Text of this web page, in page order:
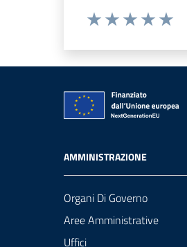
AMMINISTRAZIONE
Organi Di Governo
Aree Amministrative
Uffici